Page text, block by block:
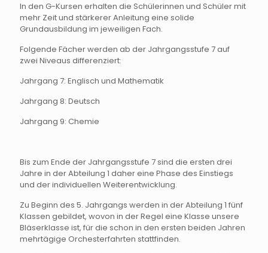
In den G-Kursen erhalten die Schülerinnen und Schüler mit
mehr Zeit und stärkerer Anleitung eine solide
Grundausbildung im jeweiligen Fach.
Folgende Fächer werden ab der Jahrgangsstufe 7 auf
zwei Niveaus differenziert:
Jahrgang 7: Englisch und Mathematik
Jahrgang 8: Deutsch
Jahrgang 9: Chemie
Bis zum Ende der Jahrgangsstufe 7 sind die ersten drei
Jahre in der Abteilung 1 daher eine Phase des Einstiegs
und der individuellen Weiterentwicklung.
Zu Beginn des 5. Jahrgangs werden in der Abteilung 1 fünf
Klassen gebildet, wovon in der Regel eine Klasse unsere
Bläserklasse ist, für die schon in den ersten beiden Jahren
mehrtägige Orchesterfahrten stattfinden.